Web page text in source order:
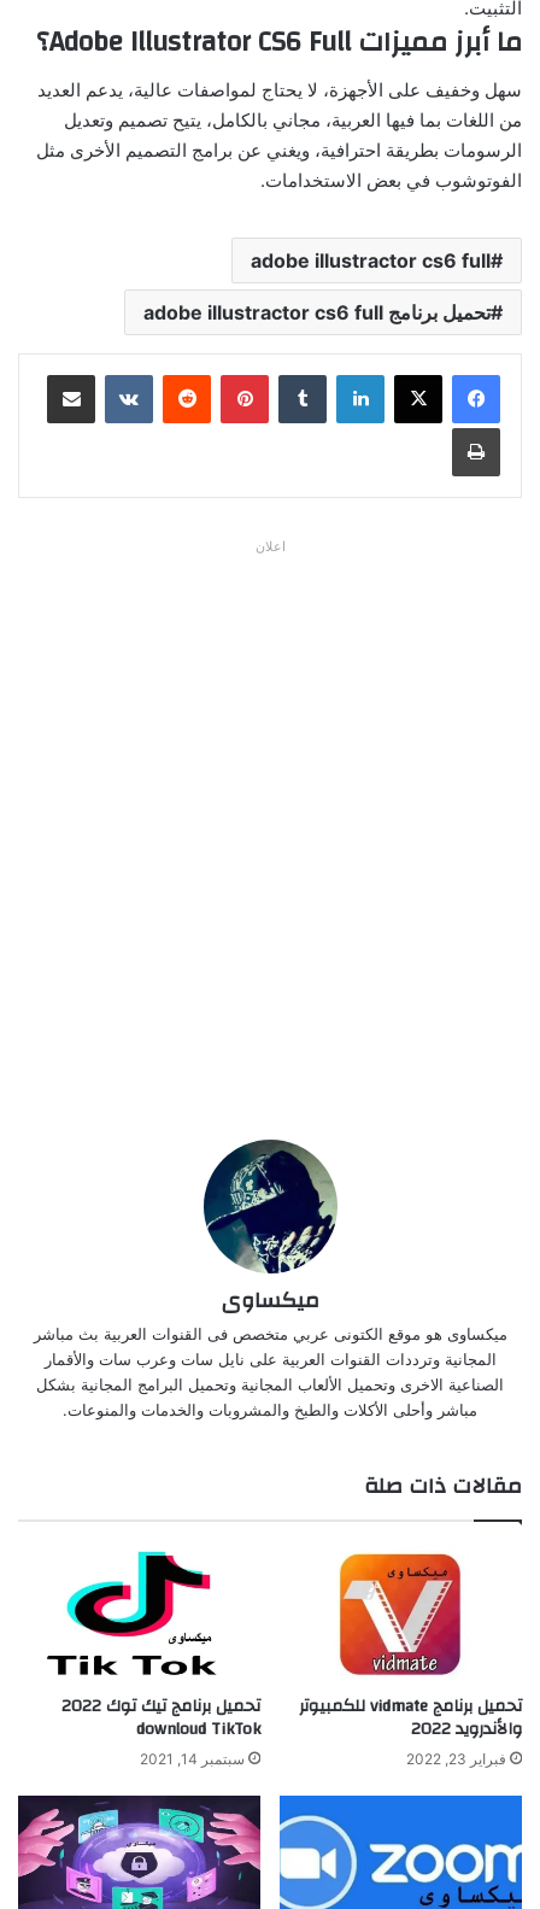
التثبيت.
ما أبرز مميزات Adobe Illustrator CS6 Full؟
سهل وخفيف على الأجهزة، لا يحتاج لمواصفات عالية، يدعم العديد
من اللغات بما فيها العربية، مجاني بالكامل، يتيح تصميم وتعديل
الرسومات بطريقة احترافية، ويغني عن برامج التصميم الأخرى مثل
الفوتوشوب في بعض الاستخدامات.
adobe illustractor cs6 full
تحميل برنامج adobe illustractor cs6 full
لينكدإن بينتيريست مشاركة عبر البريد
طباعة
اعلان
ميكساوى
ميكساوى هو موقع الكتونى عربي متخصص فى القنوات العربية بث مباشر
المجانية وترددات القنوات العربية على نايل سات وعرب سات والأقمار
الصناعية الاخرى وتحميل الألعاب المجانية وتحميل البرامج المجانية بشكل
مباشر وأحلى الأكلات والطبخ والمشروبات والخدمات والمنوعات.
مقالات ذات صلة
تحميل برنامج vidmate للكمبيوتر
والأندرويد 2022
فبراير 23, 2022
تحميل برنامج تيك توك 2022
downloud TikTok
سبتمبر 14, 2021